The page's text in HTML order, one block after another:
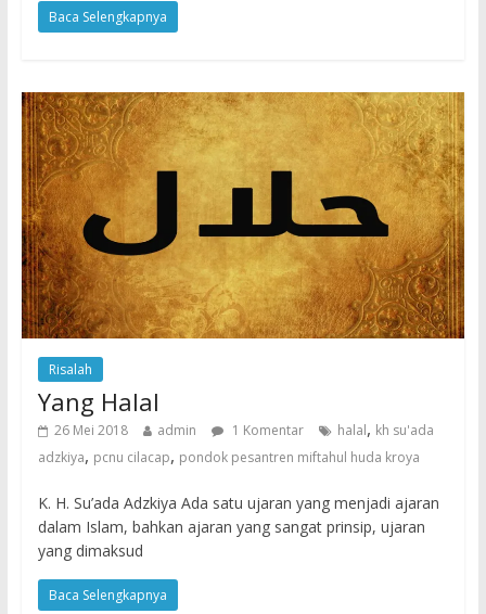
Baca Selengkapnya
Risalah
Yang Halal
26 Mei 2018 admin 1 Komentar halal, kh su'ada
adzkiya, pcnu cilacap, pondok pesantren miftahul huda kroya
K. H. Su’ada Adzkiya Ada satu ujaran yang menjadi ajaran
dalam Islam, bahkan ajaran yang sangat prinsip, ujaran
yang dimaksud
Baca Selengkapnya